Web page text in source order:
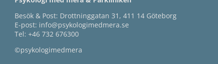
Besök & Post: Drottninggatan 31, 411 14 Göteborg
E-post: info@psykologimedmera.se
Tel: +46 732 676300
©psykologimedmera